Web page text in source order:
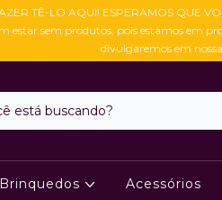
TÊ-LO AQUI! ESPERAMOS QUE
estar sem produtos, pois estamos em
divulgaremos em
Brinquedos Acessórios